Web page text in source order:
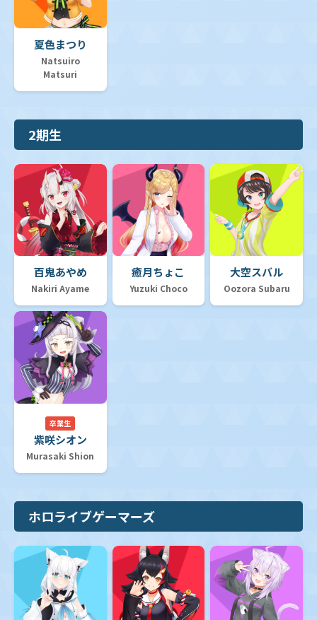
夏色まつり
Natsuiro
Matsuri
2期生
百鬼あやめ
Nakiri Ayame
癒月ちょこ
Yuzuki Choco
大空スバル
Oozora Subaru
卒業生
紫咲シオン
Murasaki Shion
ホロライブゲーマーズ